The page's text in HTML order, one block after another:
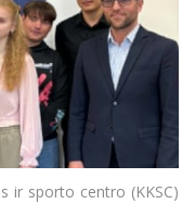
ir sporto centro (KKSC)